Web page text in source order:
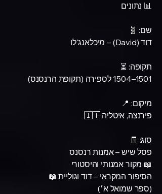
📊 נתונים
שם: 🧬
דוד (David) – מיכלאנג'לו
תקופה: ⏳
1501–1504 לספירה (תקופת הרנסנס)
מיקום: 📍
פירנצה, איטליה 🇮🇹
סוג: 🧾
פסל שיש – אמנות רנסנס
📖 מקור אמנותי והיסטורי
הסיפור המקראי – דוד וגוליית 📖
(ספר שמואל א׳)